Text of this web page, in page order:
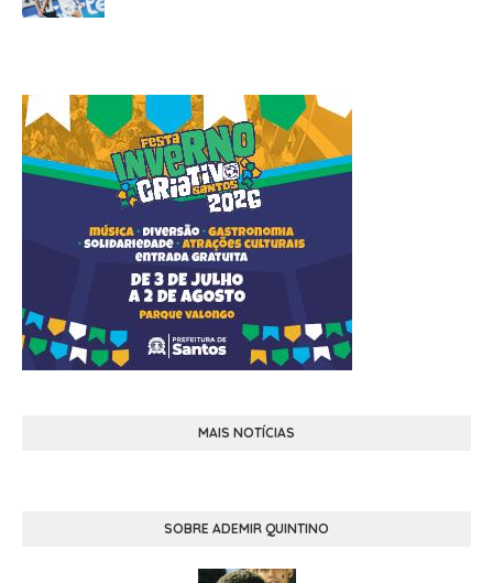
MAIS NOTÍCIAS
SOBRE ADEMIR QUINTINO